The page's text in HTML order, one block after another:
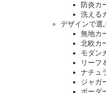
防炎カ
洗える
デザインで選
無地カ
北欧カ
モダン
リーフ
ナチュ
ジャガ